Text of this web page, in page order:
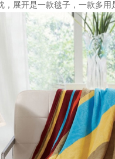
展开是一款毯子，一款多用